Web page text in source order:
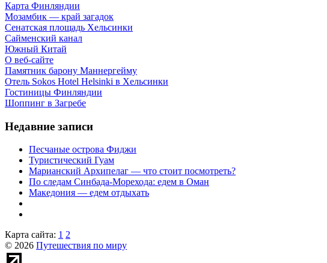
Карта Финляндии
Мозамбик — край загадок
Сенатская площадь Хельсинки
Сайменский канал
Южный Китай
О веб-сайте
Памятник барону Маннергейму
Отель Sokos Hotel Helsinki в Хельсинки
Гостиницы Финляндии
Шоппинг в Загребе
Недавние записи
Песчаные острова Фиджи
Туристический Гуам
Марианский Архипелаг — что стоит посмотреть?
По следам Синбада-Морехода: едем в Оман
Македония — едем отдыхать
Карта сайта: 1 2
© 2026 Путешествия по миру